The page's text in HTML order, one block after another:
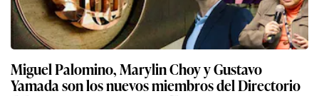
Miguel Palomino, Marylin Choy y Gustavo
Yamada son los nuevos miembros del Directorio